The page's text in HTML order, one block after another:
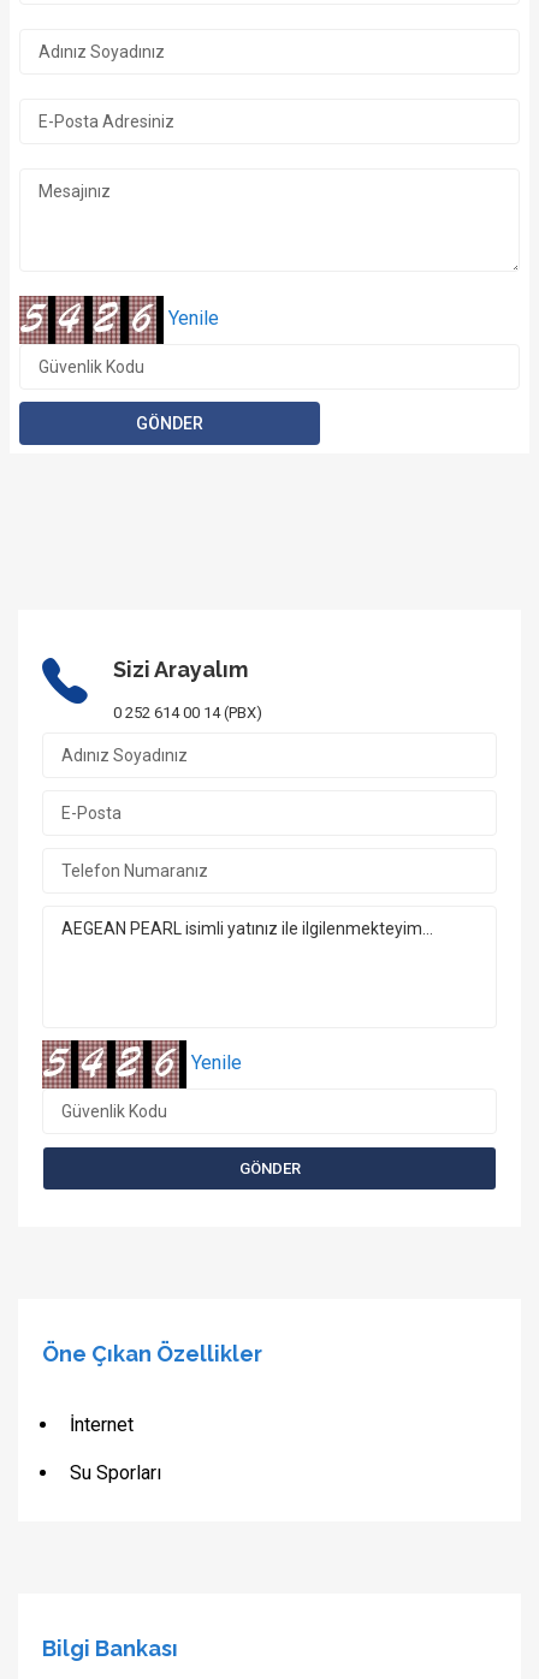
Yenile
Sizi Arayalım
0 252 614 00 14 (PBX)
Yenile
Öne Çıkan Özellikler
İnternet
Su Sporları
Bilgi Bankası